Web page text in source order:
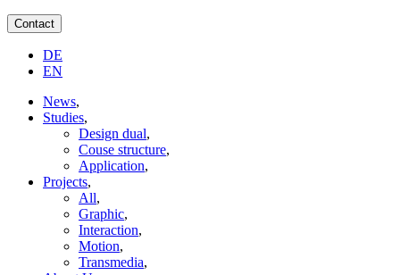
Contact
DE
EN
News,
Studies,
Design dual,
Couse structure,
Application,
Projects,
All,
Graphic,
Interaction,
Motion,
Transmedia,